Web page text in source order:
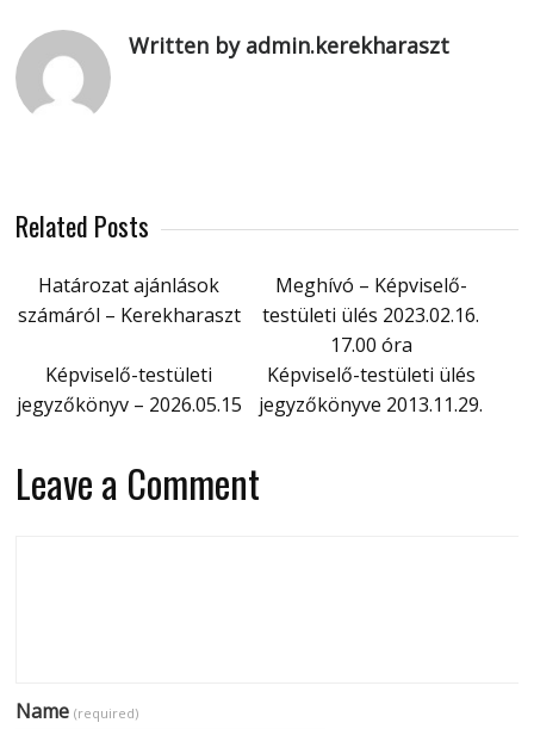
Written by admin.kerekharaszt
Related Posts
Határozat ajánlások
számáról – Kerekharaszt
Meghívó – Képviselő-
testületi ülés 2023.02.16.
17.00 óra
Képviselő-testületi
jegyzőkönyv – 2026.05.15
Képviselő-testületi ülés
jegyzőkönyve 2013.11.29.
Leave a Comment
Name(required)